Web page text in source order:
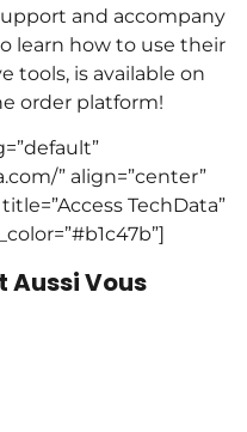
and accompany
learn how to use their
tools, is available on
order platform!
” align=”center”
TechData”
Aussi Vous